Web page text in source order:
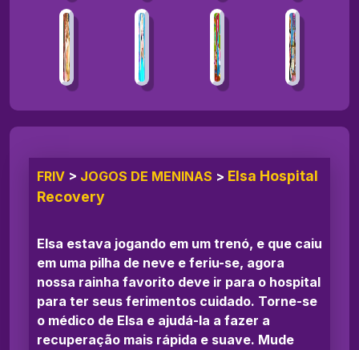
FRIV > JOGOS DE MENINAS > Elsa Hospital
Recovery
Elsa estava jogando em um trenó, e que caiu
em uma pilha de neve e feriu-se, agora
nossa rainha favorito deve ir para o hospital
para ter seus ferimentos cuidado. Torne-se
o médico de Elsa e ajudá-la a fazer a
recuperação mais rápida e suave. Mude